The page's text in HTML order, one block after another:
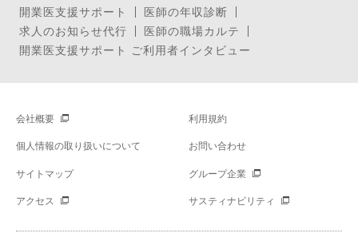
開業医支援サポート
医師の年収診断
求人のお知らせ代行
医師の職場カルテ
開業医支援サポート ご利用者インタビュー
会社概要 利用規約
個人情報の取り扱いについて お問い合わせ
サイトマップ グループ企業
アクセス サスティナビリティ